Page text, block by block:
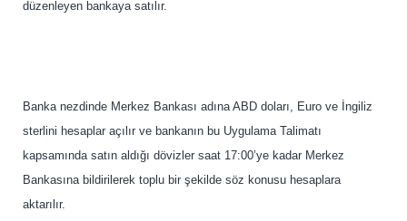
düzenleyen bankaya satılır.
Banka nezdinde Merkez Bankası adına ABD doları, Euro ve İngiliz
sterlini hesaplar açılır ve bankanın bu Uygulama Talimatı
kapsamında satın aldığı dövizler saat 17:00’ye kadar Merkez
Bankasına bildirilerek toplu bir şekilde söz konusu hesaplara
aktarılır.